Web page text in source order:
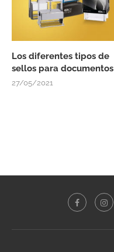
Los diferentes tipos de
sellos para documentos
27/05/2021